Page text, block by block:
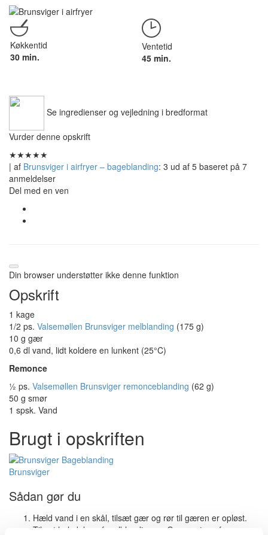
Køkkentid
30 min.
Ventetid
45 min.
Se ingredienser og vejledning i bredformat
Vurder denne opskrift
★★★★★
| af Brunsviger i airfryer – bageblanding: 3 ud af 5 baseret på 7
anmeldelser
Del med en ven
Din browser understøtter ikke denne funktion
Opskrift
1 kage
1/2 ps. Valsemøllen Brunsviger melblanding (175 g)
10 g gær
0,6 dl vand, lidt koldere en lunkent (25°C)
Remonce
½ ps. Valsemøllen Brunsviger remonceblanding (62 g)
50 g smør
1 spsk. Vand
Brugt i opskriften
Brunsviger
Sådan gør du
Hæld vand i en skål, tilsæt gær og rør til gæren er opløst.
Tilsæt halvdelen af melblandingen. Gem resten af